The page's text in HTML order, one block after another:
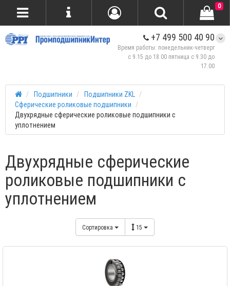
+7 499 500 40 90
Время работы: понедельник-четверг
с 9.15 до 18.00 пятница с 9.30 до
17.00
0
Подшипники
Подшипники ZKL
Сферические роликовые подшипники
Двухрядные сферические роликовые подшипники с
уплотнением
Двухрядные сферические
роликовые подшипники с
уплотнением
Сортировка 15